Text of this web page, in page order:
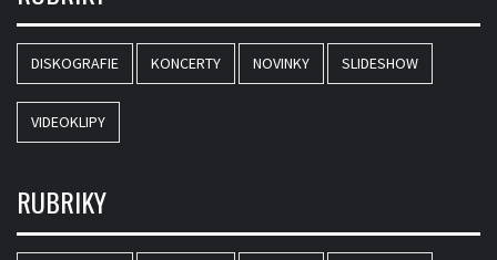
DISKOGRAFIE KONCERTY NOVINKY SLIDESHOW
VIDEOKLIPY
RUBRIKY